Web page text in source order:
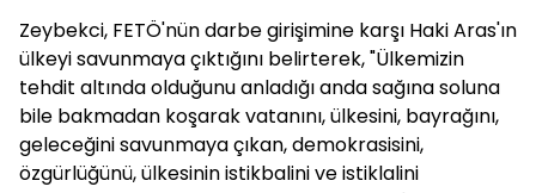
Zeybekci, FETÖ'nün darbe girişimine karşı Haki Aras'ın
ülkeyi savunmaya çıktığını belirterek, "Ülkemizin
tehdit altında olduğunu anladığı anda sağına soluna
bile bakmadan koşarak vatanını, ülkesini, bayrağını,
geleceğini savunmaya çıkan, demokrasisini,
özgürlüğünü, ülkesinin istikbalini ve istiklalini